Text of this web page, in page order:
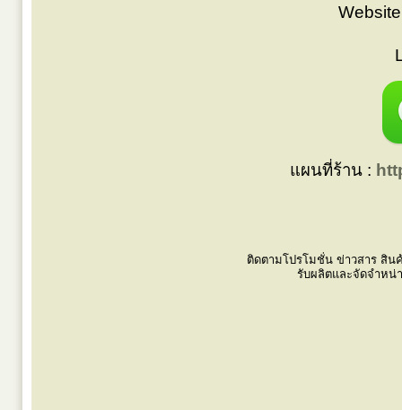
แผนที่ร้าน :
ติดตามโปรโมชั่น ข่าวสาร สิน
รับผลิตและจัดจำหน่